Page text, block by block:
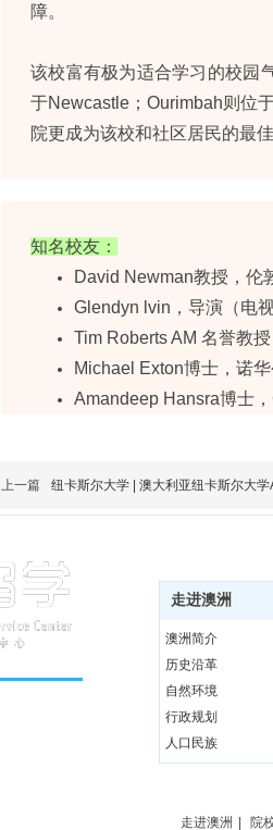
障。
该校富有极为适合学习的校园
于Newcastle；Ourimbah则位
院更成为该校和社区居民的最
知名校友：
David Newman教授，伦
Glendyn lvin，导演（电
Tim Roberts AM 名誉教
Michael Exton博士，诺
Amandeep Hansra博士
上一篇 纽卡斯尔大学 | 澳大利亚纽卡斯尔大学
走进澳洲
澳洲简介
历史沿革
自然环境
行政规划
人口民族
教育体制
走进澳洲 院